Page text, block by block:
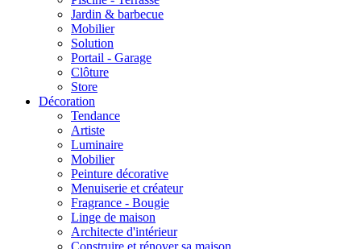
Jardin & barbecue
Mobilier
Solution
Portail - Garage
Clôture
Store
Décoration
Tendance
Artiste
Luminaire
Mobilier
Peinture décorative
Menuiserie et créateur
Fragrance - Bougie
Linge de maison
Architecte d'intérieur